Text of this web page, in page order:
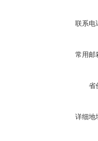
联系电
常用邮
省
详细地